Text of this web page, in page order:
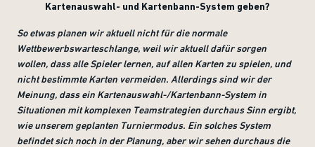
Kartenauswahl- und Kartenbann-System geben?
So etwas planen wir aktuell nicht für die normale
Wettbewerbswarteschlange, weil wir aktuell dafür sorgen
wollen, dass alle Spieler lernen, auf allen Karten zu spielen, und
nicht bestimmte Karten vermeiden. Allerdings sind wir der
Meinung, dass ein Kartenauswahl-/Kartenbann-System in
Situationen mit komplexen Teamstrategien durchaus Sinn ergibt,
wie unserem geplanten Turniermodus. Ein solches System
befindet sich noch in der Planung, aber wir sehen durchaus die